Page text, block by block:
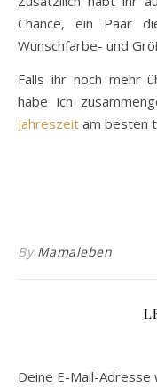
Chance, ein Paar
Wunschfarbe- und
Falls ihr noch mehr
habe ich
Jahreszeit am besten
By Mamaleben
Deine E-Mail-